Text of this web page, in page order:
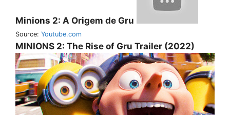
Minions 2: A Origem de Gru
Source: Youtube.com
MINIONS 2: The Rise of Gru Trailer (2022)